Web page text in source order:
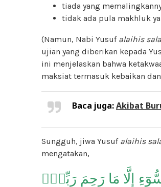
tiada yang
tidak ada pula makhluk
(Namun, Nabi Yusuf alaihis
ujian yang diberikan kepada
ini menjelaskan bahwa
maksiat termasuk kebaikan
Baca juga:Akibat
Sungguh, jiwa Yusuf alaihis
mengatakan,
إِلَّا مَا رَحِمَ رَبِّيٓۚ